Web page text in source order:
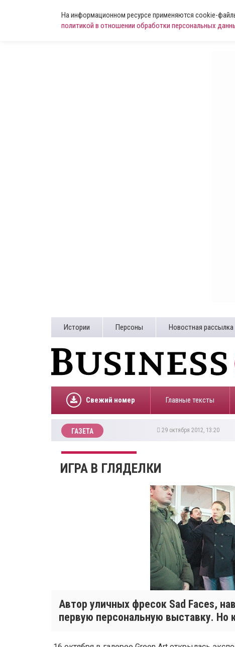
На информационном ресурсе применяются cookie-
политикой в отношении обработки персональных
Истории Персоны Новостная рассылка
Свежий номер Главные тексты
ГАЗЕТА 29 октября 2012, 13:20
ИГРА В ГЛЯДЕЛКИ
Автор уличных фресок Sad Faces,
первую персональную выставку. Но